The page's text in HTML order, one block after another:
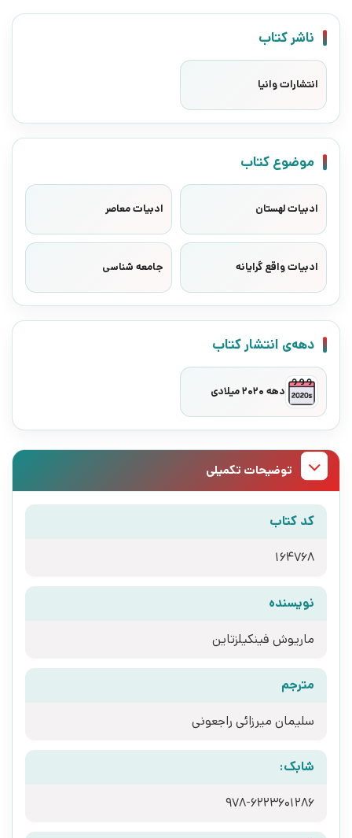
ناشر کتاب
انتشارات وانیا
موضوع کتاب
ادبیات لهستان ادبیات معاصر
ادبیات واقع گرایانه جامعه شناسی
دهه‌ی انتشار کتاب
دهه 2020 میلادی
توضیحات تکمیلی
کد کتاب
164768
نویسنده
ماریوش فینکیلزتاین
مترجم
سلیمان میرزائی راجعونی
شابک:
978-6223601286